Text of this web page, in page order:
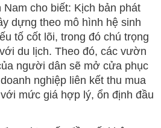
cho biết: Kịch bản phát
dựng theo mô hình hệ sinh
tố cốt lõi, trong đó chú trọng
du lịch. Theo đó, các vườn
người dân sẽ mở cửa phục
nghiệp liên kết thu mua
mức giá hợp lý, ổn định đầu